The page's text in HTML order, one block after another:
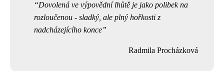
Dovolená ve výpovědní lhůtě je jako polibek na
rozloučenou - sladký, ale plný hořkosti z
nadcházejícího konce
Radmila Procházková